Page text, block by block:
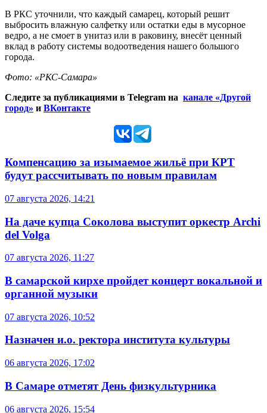
В РКС уточнили, что каждый самарец, который решит
выбросить влажную салфетку или остатки еды в мусорное
ведро, а не смоет в унитаз или в раковину, внесёт ценный
вклад в работу системы водоотведения нашего большого
города.
Фото: «РКС-Самара»
Следите за публикациями в Telegram на канале «Другой
город» и ВКонтакте
Компенсацию за изымаемое жильё при КРТ
будут рассчитывать по новым правилам
07 августа 2026, 14:21
На даче купца Соколова выступит оркестр Archi
del Volga
07 августа 2026, 11:27
В самарской кирхе пройдет концерт вокальной и
органной музыки
07 августа 2026, 10:52
Назначен и.о. ректора института культуры
06 августа 2026, 17:02
В Самаре отметят День физкультурника
06 августа 2026, 15:54